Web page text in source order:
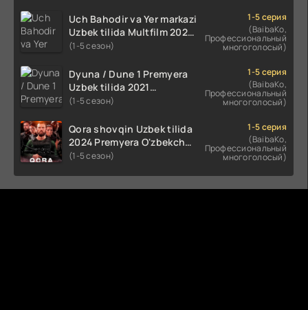
HD skachat
Uch Bahodir va Yer markazi
Uzbek tilida Multfilm 2025
tarjima HD skachat
(1-5 сезон)
1-5 серия
(BaibaKo,
Профессиональный
многоголосый)
Dyuna / Dune 1 Premyera
Uzbek tilida 2021
O'zbekcha tarjima kino HD
(1-5 сезон)
1-5 серия
(BaibaKo,
Профессиональный
многоголосый)
Qora shovqin Uzbek tilida
2024 Premyera O'zbekcha
tarjima kino HD skachat
(1-5 сезон)
1-5 серия
(BaibaKo,
Профессиональный
многоголосый)